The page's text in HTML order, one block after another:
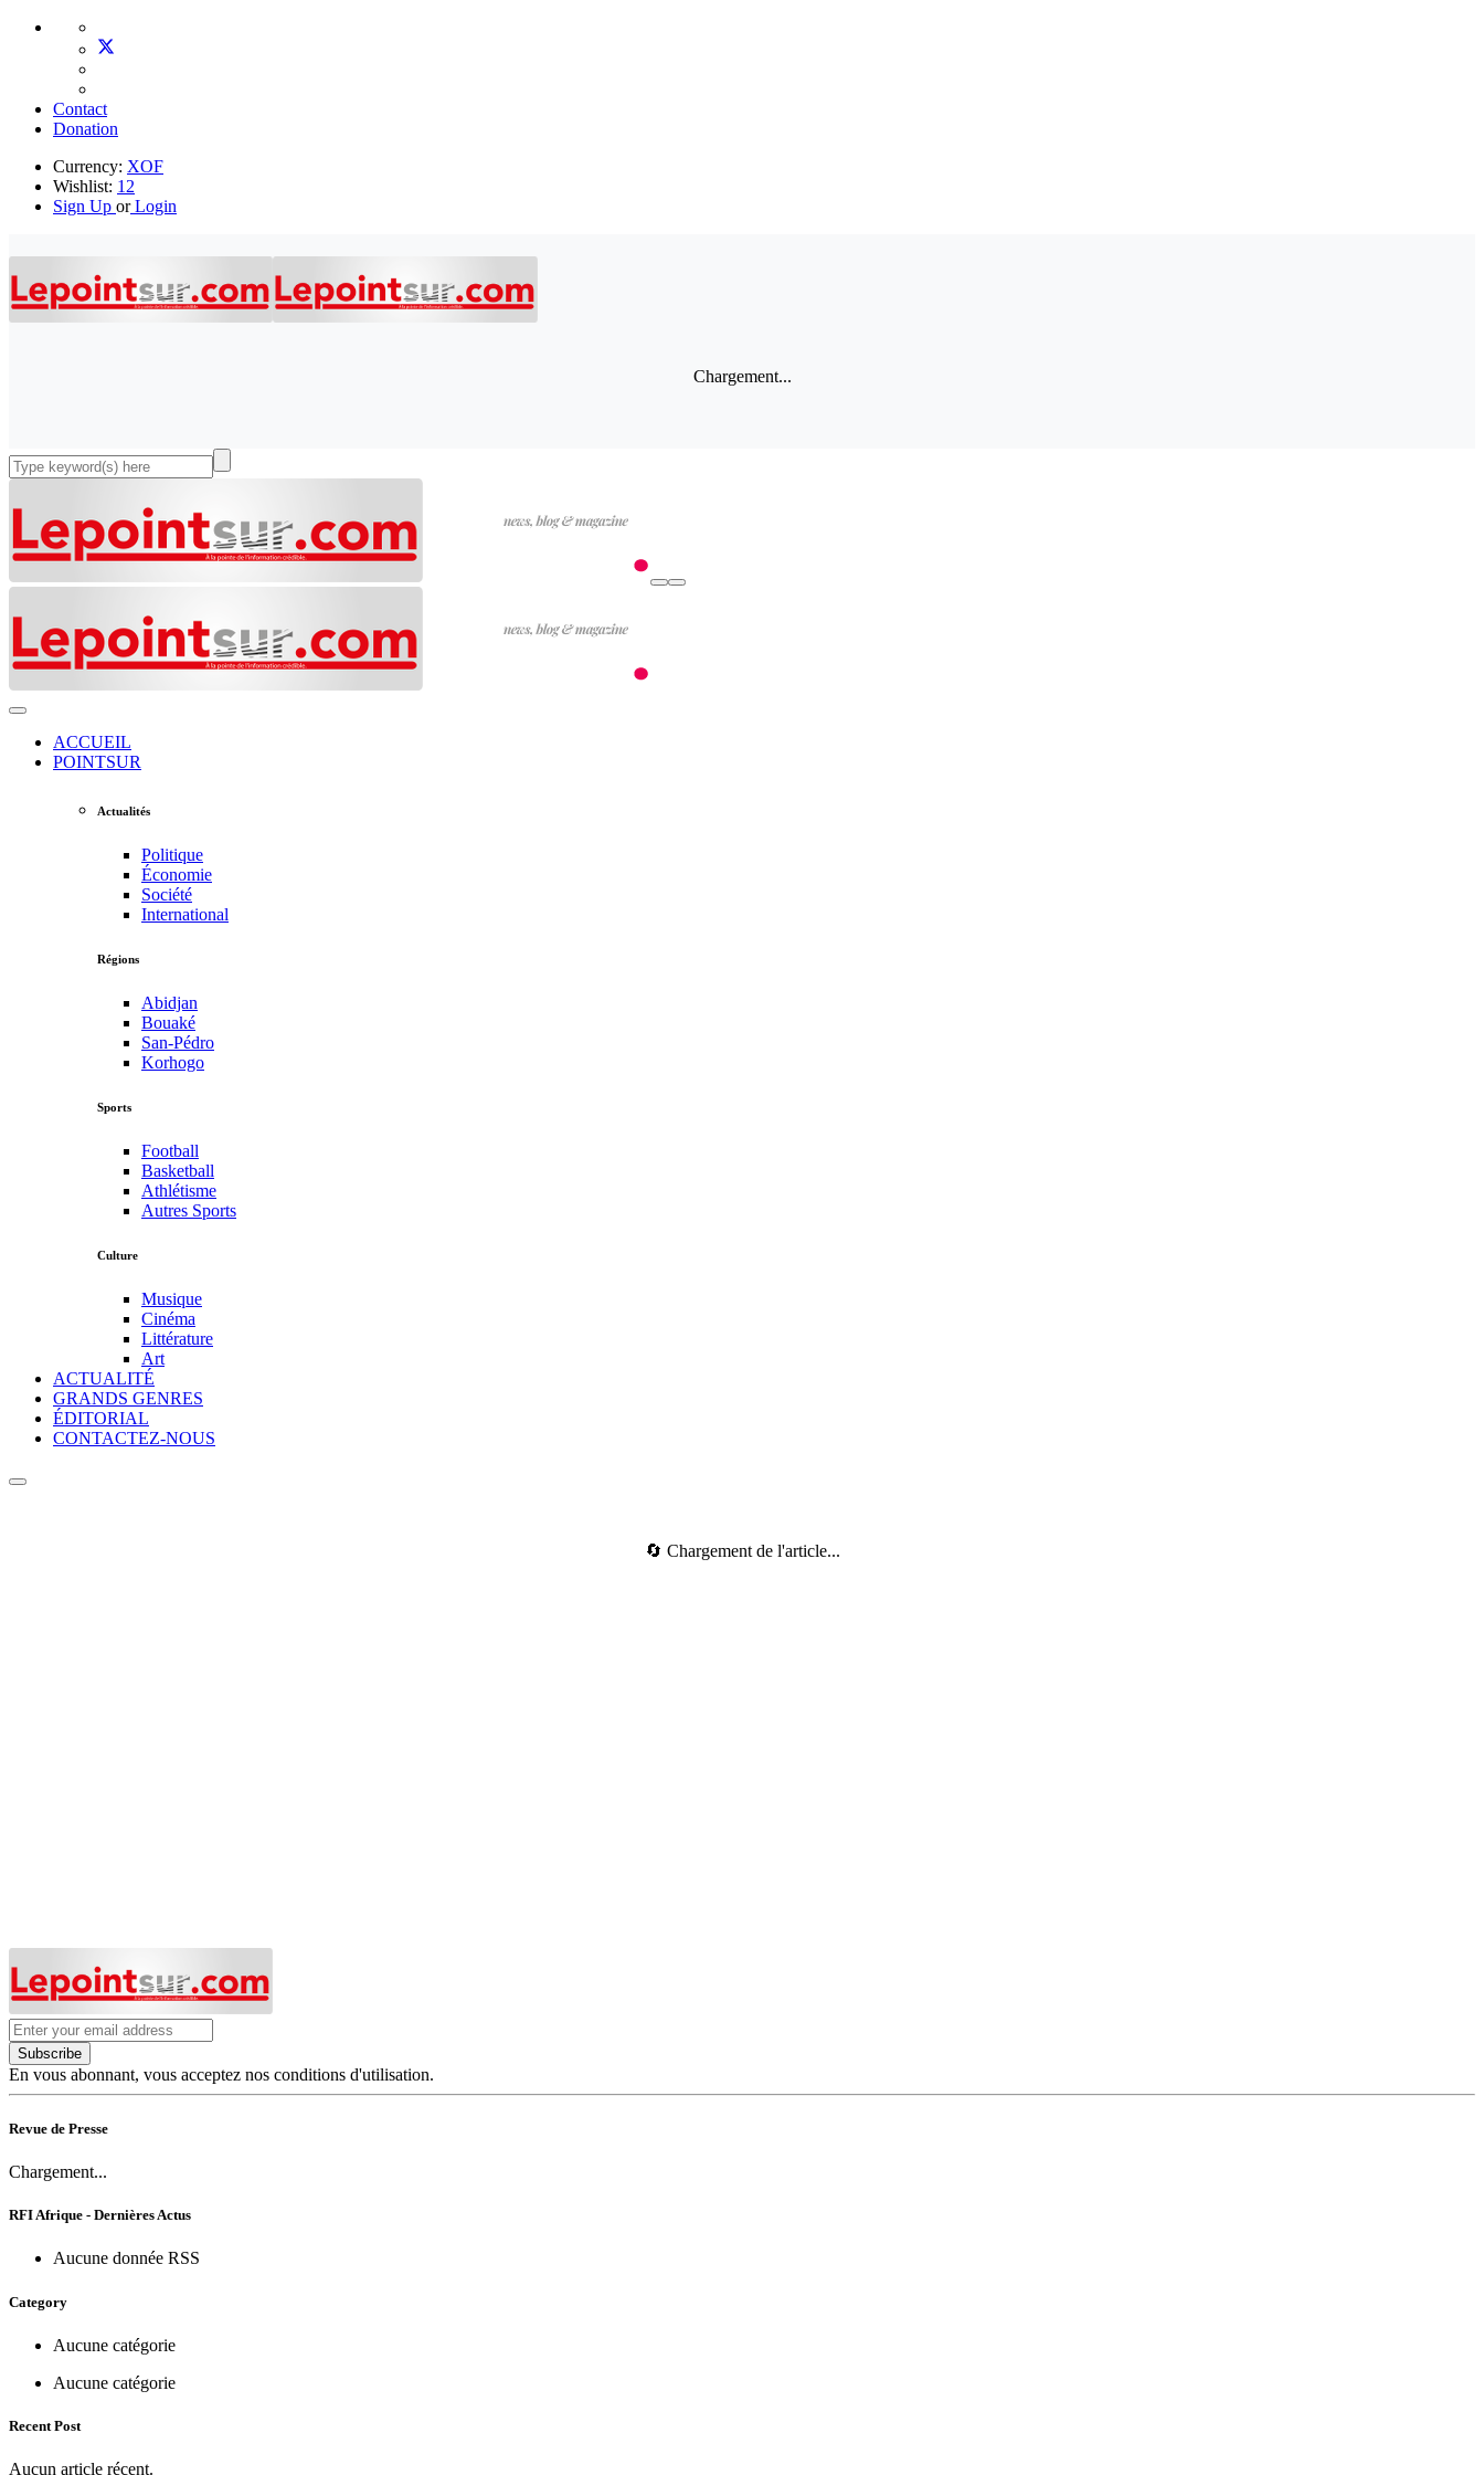
Contact
Donation
Currency: XOF
Wishlist: 12
Sign Up orLogin
Chargement...
ACCUEIL
POINTSUR
Actualités
Politique
Économie
Société
International
Régions
Abidjan
Bouaké
San-Pédro
Korhogo
Sports
Football
Basketball
Athlétisme
Autres Sports
Culture
Musique
Cinéma
Littérature
Art
ACTUALITÉ
GRANDS GENRES
ÉDITORIAL
CONTACTEZ-NOUS
🔄 Chargement de l'article...
Subscribe
En vous abonnant, vous acceptez nos conditions d'utilisation.
Revue de Presse
Chargement...
RFI Afrique - Dernières Actus
Aucune donnée RSS
Category
Aucune catégorie
Aucune catégorie
Recent Post
Aucun article récent.